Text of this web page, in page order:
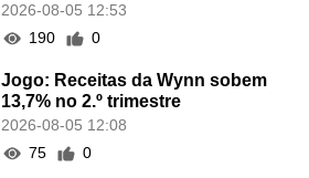
2026-08-05 12:53
190
0
Jogo: Receitas da Wynn sobem
13,7% no 2.º trimestre
2026-08-05 12:08
75
0